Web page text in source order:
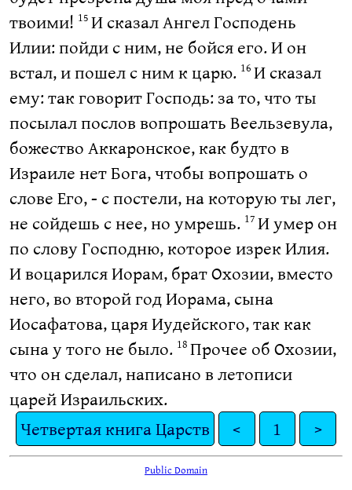
твоими! 15 И сказал Ангел Господень
Илии: пойди с ним, не бойся его. И он
встал, и пошел с ним к царю. 16 И сказал
ему: так говорит Господь: за то, что ты
посылал послов вопрошать Веельзевула,
божество Аккаронское, как будто в
Израиле нет Бога, чтобы вопрошать о
слове Его, - с постели, на которую ты лег,
не сойдешь с нее, но умрешь. 17 И умер он
по слову Господню, которое изрек Илия.
И воцарился Иорам, брат Охозии, вместо
него, во второй год Иорама, сына
Иосафатова, царя Иудейского, так как
сына у того не было. 18 Прочее об Охозии,
что он сделал, написано в летописи
царей Израильских.
Четвертая книга Царств
< 1 >
Public Domain